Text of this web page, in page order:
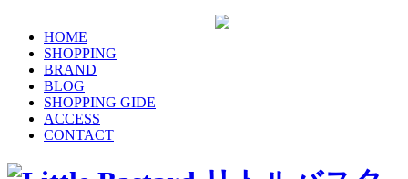
HOME
SHOPPING
BRAND
BLOG
SHOPPING GIDE
ACCESS
CONTACT